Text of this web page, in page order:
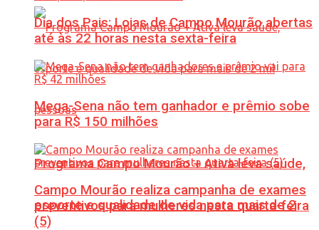
Programa Campo Mourão + Ativa leva saúde,
esporte e qualidade de vida para mais de 2
Dia dos Pais: Lojas de Campo Mourão abertas
até às 22 horas nesta sexta-feira
Mega-Sena não tem ganhador e prêmio sobe
para R$ 150 milhões
Campo Mourão realiza campanha de exames
preventivos para mulheres nesta quarta-feira
(5)